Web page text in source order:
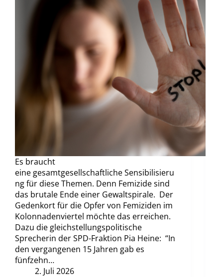
Es braucht
eine gesamtgesellschaftliche Sensibilisieru
ng für diese Themen. Denn Femizide sind
das brutale Ende einer Gewaltspirale. Der
Gedenkort für die Opfer von Femiziden im
Kolonnadenviertel möchte das erreichen.
Dazu die gleichstellungspolitische
Sprecherin der SPD-Fraktion Pia Heine: “In
den vergangenen 15 Jahren gab es
fünfzehn…
2. Juli 2026